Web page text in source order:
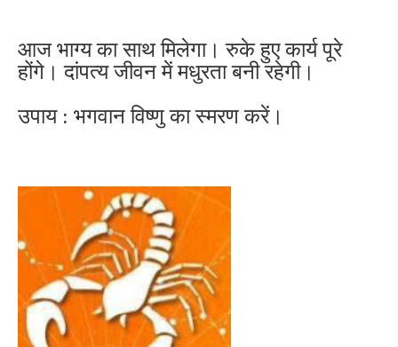
आज भाग्य का साथ मिलेगा। रुके हुए कार्य पूरे
होंगे। दांपत्य जीवन में मधुरता बनी रहेगी।
उपाय : भगवान विष्णु का स्मरण करें।